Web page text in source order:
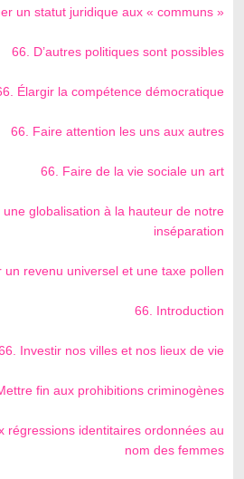
un statut juridique aux « communs »
66. D’autres politiques sont possibles
Élargir la compétence démocratique
66. Faire attention les uns aux autres
66. Faire de la vie sociale un art
globalisation à la hauteur de notre
inséparation
un revenu universel et une taxe pollen
66. Introduction
Investir nos villes et nos lieux de vie
fin aux prohibitions criminogènes
régressions identitaires ordonnées au
nom des femmes